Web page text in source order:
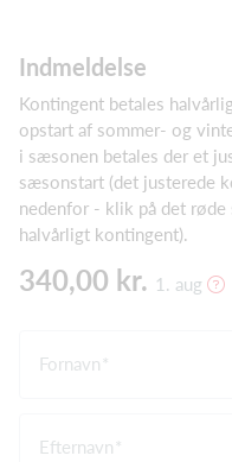
Indmeldelse
Kontingent betales
opstart af sommer- og
i sæsonen betales der et
sæsonstart (det justerede
nedenfor - klik på det røde
halvårligt kontingent).
340,00 kr. 1. aug
Fornavn
Efternavn